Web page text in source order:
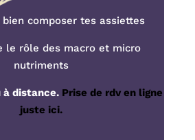
bien composer tes assiettes
le rôle des macro et micro
nutriments
à distance. Prise de rdv en ligne
juste ici.